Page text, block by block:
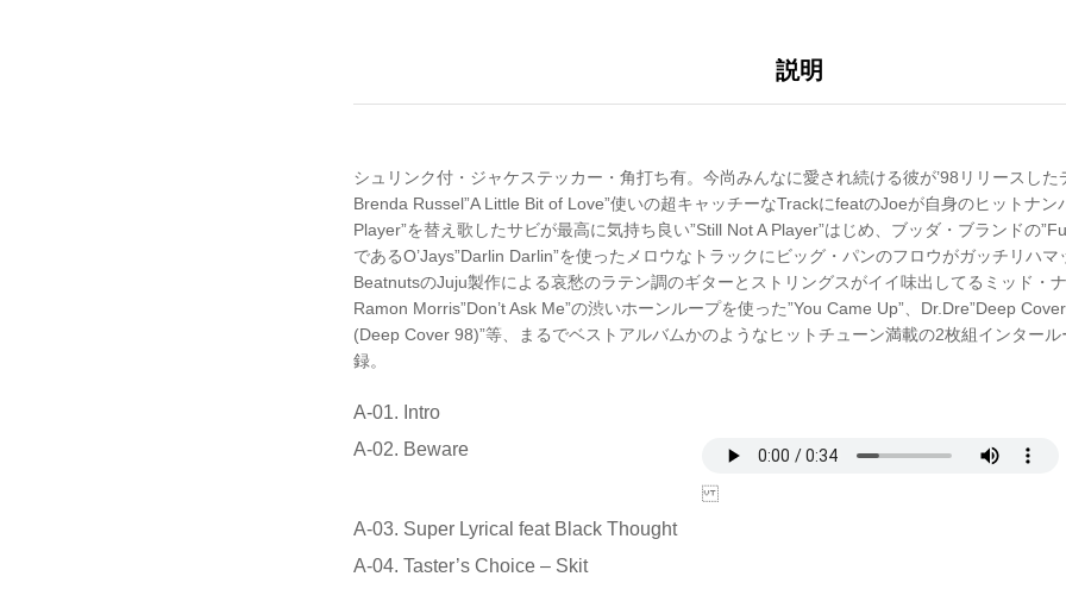
CAPITAL
PUNISHMENT
数
説明
シュリンク付・ジャケステッカー・角打ち有。今尚みんなに愛され続ける彼が’98リリースし
Brenda Russel”A Little Bit of Love”使いの超キャッチーなTrackにfeatのJoeが自身のヒットナン
Player”を替え歌したサビが最高に気持ち良い”Still Not A Player”はじめ、ブッダ・ブランドの
であるO’Jays”Darlin Darlin”を使ったメロウなトラックにビッグ・パンのフロウがガッチリハマ
BeatnutsのJuju製作による哀愁のラテン調のギターとストリングスがイイ味出してるミッド・
Ramon Morris”Don’t Ask Me”の渋いホーンループを使った”You Came Up”、Dr.Dre”Deep
(Deep Cover 98)”等、まるでベストアルバムかのようなヒットチューン満載の2枚組インター
録。
A-01. Intro
A-02. Beware
A-03. Super Lyrical feat Black Thought
A-04. Taster’s Choice – Skit